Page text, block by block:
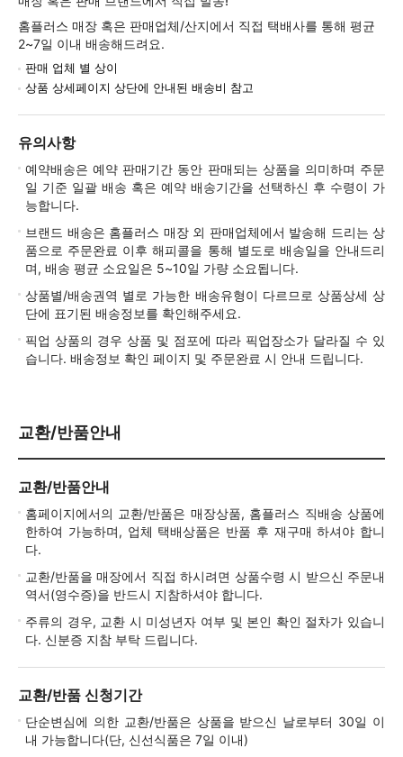
홈플러스 매장 혹은 판매업체/산지에서 직접 택배사를 통해 평균
2~7일 이내 배송해드려요.
판매 업체 별 상이
상품 상세페이지 상단에 안내된 배송비 참고
유의사항
예약배송은 예약 판매기간 동안 판매되는 상품을 의미하며 주문
일 기준 일괄 배송 혹은 예약 배송기간을 선택하신 후 수령이 가
능합니다.
브랜드 배송은 홈플러스 매장 외 판매업체에서 발송해 드리는 상
품으로 주문완료 이후 해피콜을 통해 별도로 배송일을 안내드리
며, 배송 평균 소요일은 5~10일 가량 소요됩니다.
상품별/배송권역 별로 가능한 배송유형이 다르므로 상품상세 상
단에 표기된 배송정보를 확인해주세요.
픽업 상품의 경우 상품 및 점포에 따라 픽업장소가 달라질 수 있
습니다. 배송정보 확인 페이지 및 주문완료 시 안내 드립니다.
교환/반품안내
교환/반품안내
홈페이지에서의 교환/반품은 매장상품, 홈플러스 직배송 상품에
한하여 가능하며, 업체 택배상품은 반품 후 재구매 하셔야 합니
다.
교환/반품을 매장에서 직접 하시려면 상품수령 시 받으신 주문내
역서(영수증)을 반드시 지참하셔야 합니다.
주류의 경우, 교환 시 미성년자 여부 및 본인 확인 절차가 있습니
다. 신분증 지참 부탁 드립니다.
교환/반품 신청기간
단순변심에 의한 교환/반품은 상품을 받으신 날로부터 30일 이
내 가능합니다(단, 신선식품은 7일 이내)